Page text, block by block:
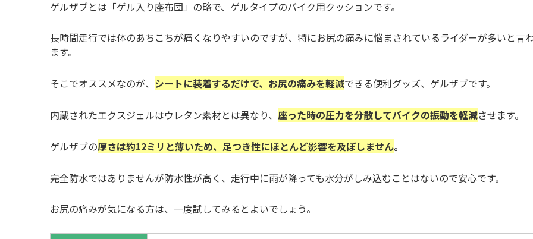
ゲルザブとは「ゲル入り座布団」の略で、ゲルタイプのバイク用クッションです。
長時間走行では体のあちこちが痛くなりやすいのですが、特にお尻の痛みに悩まされているライダーが多いと言
ます。
そこでオススメなのが、 シートに装着するだけで、お尻の痛みを軽減できる便利グッズ、ゲルザブです。
内蔵されたエクスジェルはウレタン素材とは異なり、 座った時の圧力を分散してバイクの振動を軽減させます。
ゲルザブの厚さは約12ミリと薄いため、足つき性にほとんど影響を及ぼしません。
完全防水ではありませんが防水性が高く、走行中に雨が降っても水分がしみ込むことはないので安心です。
お尻の痛みが気になる方は、一度試してみるとよいでしょう。